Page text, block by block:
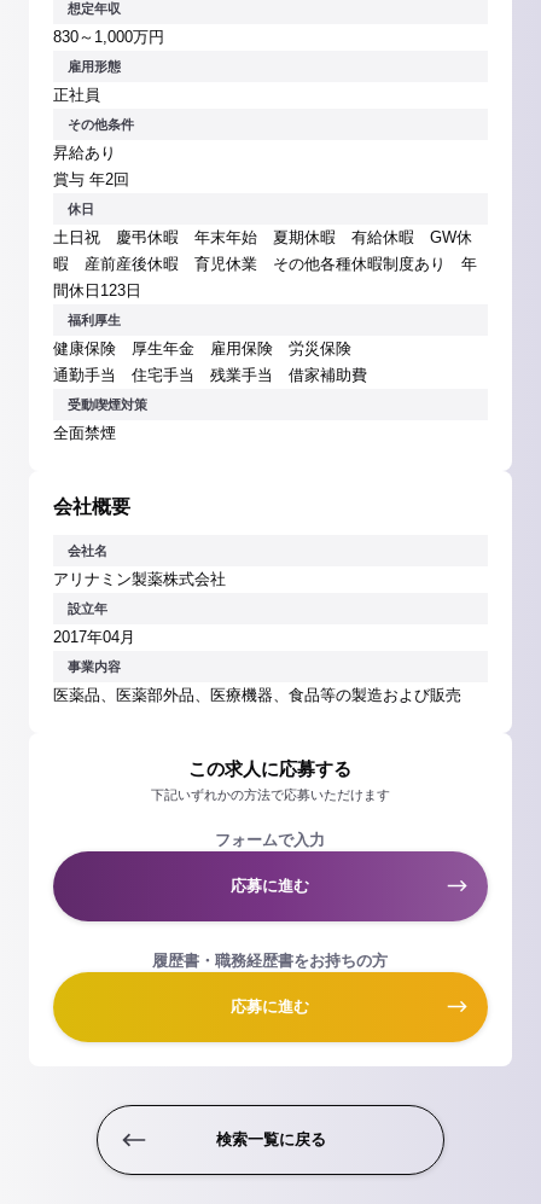
想定年収
830～1,000万円
雇用形態
正社員
その他条件
昇給あり
賞与 年2回
休日
土日祝 慶弔休暇 年末年始 夏期休暇 有給休暇 GW休
暇 産前産後休暇 育児休業 その他各種休暇制度あり 年
間休日123日
福利厚生
健康保険 厚生年金 雇用保険 労災保険
通勤手当 住宅手当 残業手当 借家補助費
受動喫煙対策
全面禁煙
会社概要
会社名
アリナミン製薬株式会社
設立年
2017年04月
事業内容
医薬品、医薬部外品、医療機器、食品等の製造および販売
この求人に応募する
下記いずれかの方法で応募いただけます
フォームで入力
応募に進む
履歴書・職務経歴書をお持ちの方
応募に進む
検索一覧に戻る